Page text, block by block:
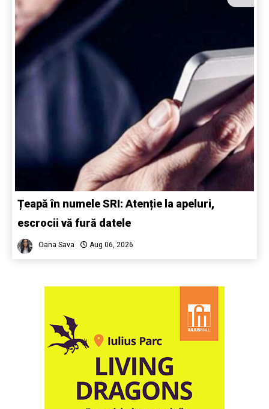
Țeapă în numele SRI: Atenție la apeluri,
escrocii vă fură datele
Oana Sava Aug 06, 2026